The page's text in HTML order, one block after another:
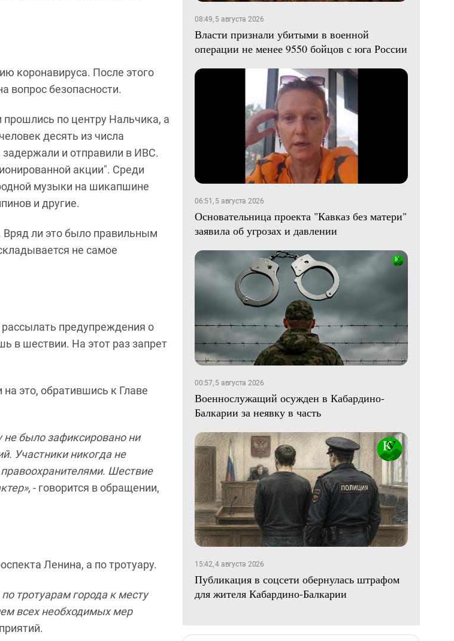
коронавируса. После этого
вопрос безопасности.
по центру Нальчика, а
десять из числа
и отправили в ИВС.
акции". Среди
музыки на шикапшине
и другие.
Вряд ли это было правильным
не самое
предупреждения о
в шествии. На этот раз запрет
это, обратившись к Главе
не было зафиксировано ни
Участники никогда не
Шествие
, - говорится в обращении,
Ленина, а по тротуару.
тротуарам города к месту
всех необходимых мер
08:49, 5 августа 2026
Власти признали убитыми в военной
операции не менее 9550 бойцов с юга России
06:51, 5 августа 2026
Основательница проекта "Кавказ без матери"
заявила об угрозах и давлении
00:57, 5 августа 2026
Военнослужащий осужден в Кабардино-
Балкарии за неявку в часть
15:42, 4 августа 2026
Публикация в соцсети обернулась штрафом
для жителя Кабардино-Балкарии